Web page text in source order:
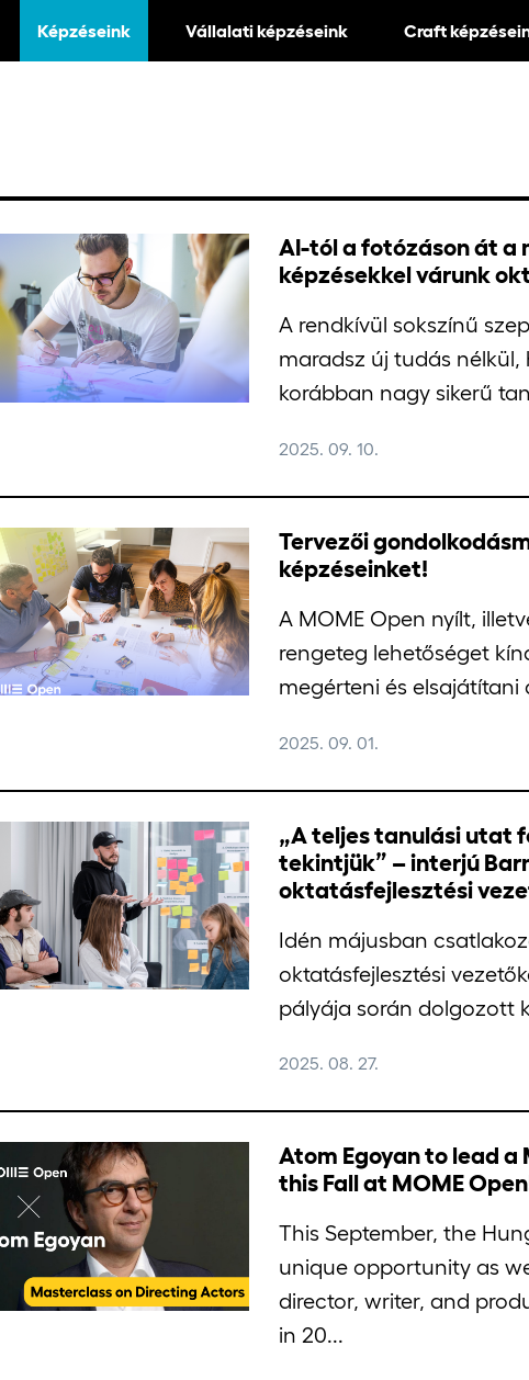
Képzéseink Vállalati képzéseink Craft
AI-tól a fotózáson át a
képzésekkel várunk
A rendkívül sokszínű
maradsz új tudás nélkül,
korábban nagy sikerű
2025. 09. 10.
Tervezői
képzéseinket!
A MOME Open nyílt,
rengeteg lehetőséget
megérteni és elsajátítani
2025. 09. 01.
„A teljes tanulási utat
tekintjük” – interjú
oktatásfejlesztési
Idén májusban
oktatásfejlesztési
pályája során dolgozott
2025. 08. 27.
Atom Egoyan to lead
this Fall at MOME
This September, the
unique opportunity as
director, writer, and
in 20...